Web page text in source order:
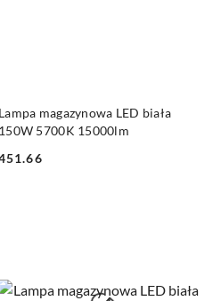
Lampa magazynowa LED biała
150W 5700K 15000lm